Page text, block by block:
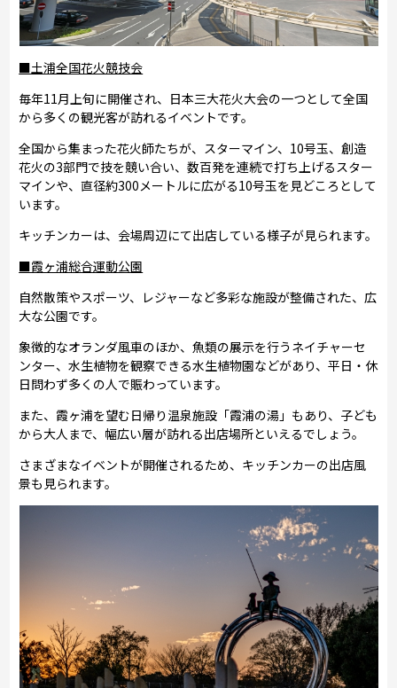
■土浦全国花火競技会
毎年11月上旬に開催され、日本三大花火大会の一つとして全国
から多くの観光客が訪れるイベントです。
全国から集まった花火師たちが、スターマイン、10号玉、創造
花火の3部門で技を競い合い、数百発を連続で打ち上げるスター
マインや、直径約300メートルに広がる10号玉を見どころとして
います。
キッチンカーは、会場周辺にて出店している様子が見られます。
■霞ヶ浦総合運動公園
自然散策やスポーツ、レジャーなど多彩な施設が整備された、広
大な公園です。
象徴的なオランダ風車のほか、魚類の展示を行うネイチャーセ
ンター、水生植物を観察できる水生植物園などがあり、平日・休
日問わず多くの人で賑わっています。
また、霞ヶ浦を望む日帰り温泉施設「霞浦の湯」もあり、子ども
から大人まで、幅広い層が訪れる出店場所といえるでしょう。
さまざまなイベントが開催されるため、キッチンカーの出店風
景も見られます。